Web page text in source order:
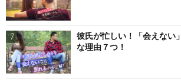
彼氏が忙しい！「会えない
な理由７つ！